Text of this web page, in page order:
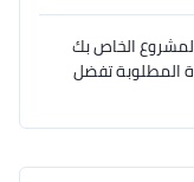
الخاص بك
المطلوبة تفضل